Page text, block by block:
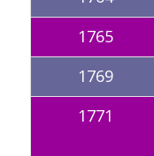
1765
1769
1771